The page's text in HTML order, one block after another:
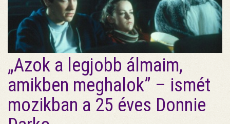
„Azok a legjobb álmaim,
amikben meghalok” – ismét
mozikban a 25 éves Donnie